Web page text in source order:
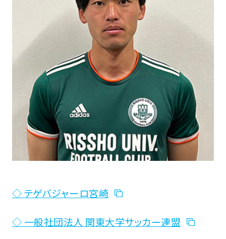
◇ テゲバジャーロ宮崎
◇ 一般社団法人 関東大学サッカー連盟